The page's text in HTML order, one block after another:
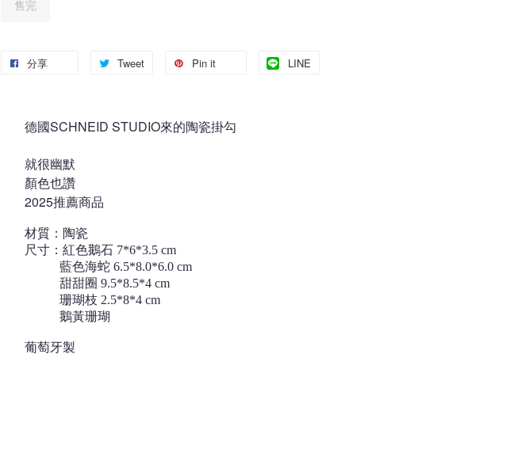
售完
分享 Tweet Pin it LINE
德國SCHNEID STUDIO來的陶瓷掛勾
就很幽默
顏色也讚
2025推薦商品
材質：陶瓷
尺寸：紅色鵝石 7*6*3.5 cm
藍色海蛇 6.5*8.0*6.0 cm
甜甜圈 9.5*8.5*4 cm
珊瑚枝 2.5*8*4 cm
鵝黃珊瑚
葡萄牙製